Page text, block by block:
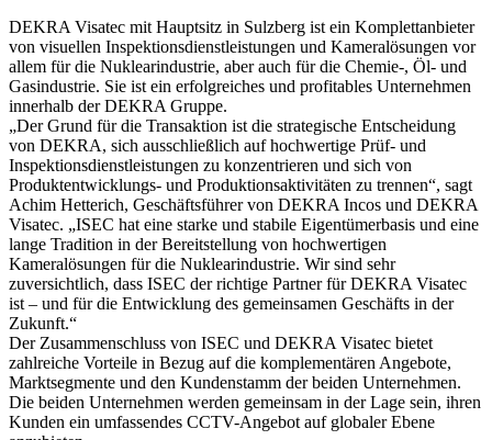
DEKRA Visatec mit Hauptsitz in Sulzberg ist ein Komplettanbieter
von visuellen Inspektionsdienstleistungen und Kameralösungen vor
allem für die Nuklearindustrie, aber auch für die Chemie-, Öl- und
Gasindustrie. Sie ist ein erfolgreiches und profitables Unternehmen
innerhalb der DEKRA Gruppe.
„Der Grund für die Transaktion ist die strategische Entscheidung
von DEKRA, sich ausschließlich auf hochwertige Prüf- und
Inspektionsdienstleistungen zu konzentrieren und sich von
Produktentwicklungs- und Produktionsaktivitäten zu trennen“, sagt
Achim Hetterich, Geschäftsführer von DEKRA Incos und DEKRA
Visatec. „ISEC hat eine starke und stabile Eigentümerbasis und eine
lange Tradition in der Bereitstellung von hochwertigen
Kameralösungen für die Nuklearindustrie. Wir sind sehr
zuversichtlich, dass ISEC der richtige Partner für DEKRA Visatec
ist – und für die Entwicklung des gemeinsamen Geschäfts in der
Zukunft.“
Der Zusammenschluss von ISEC und DEKRA Visatec bietet
zahlreiche Vorteile in Bezug auf die komplementären Angebote,
Marktsegmente und den Kundenstamm der beiden Unternehmen.
Die beiden Unternehmen werden gemeinsam in der Lage sein, ihren
Kunden ein umfassendes CCTV-Angebot auf globaler Ebene